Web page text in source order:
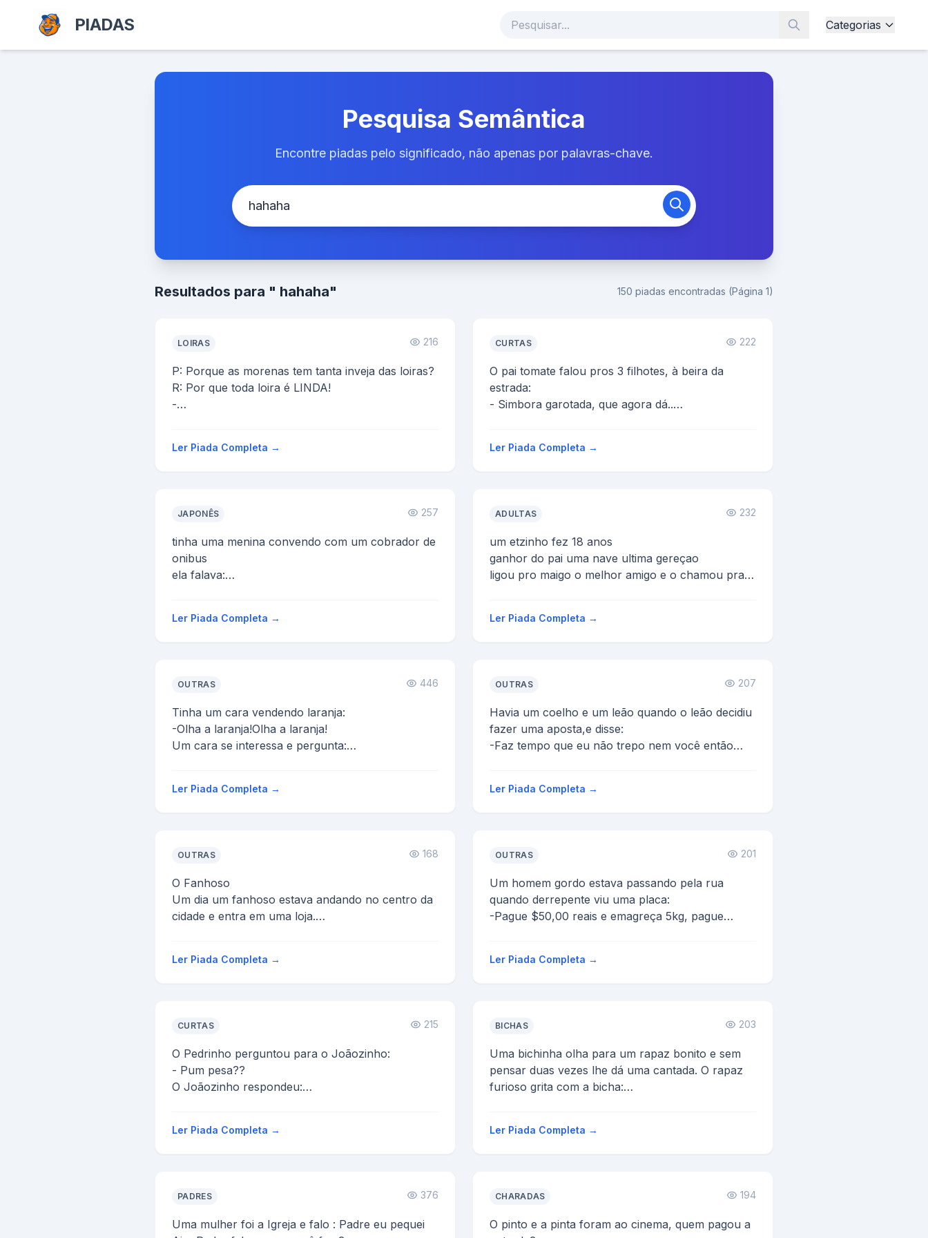
PIADAS Categorias
Pesquisa Semântica
Encontre piadas pelo significado, não apenas por palavras-chave.
Resultados para " hahaha" 150 piadas encontradas (Página 1)
LOIRAS 216
P: Porque as morenas tem tanta inveja das loiras?
R: Por que toda loira é LINDA!
-
Ler Piada Completa →
CURTAS 222
O pai tomate falou pros 3 filhotes, à beira da
estrada:
- Simbora garotada, que agora dá..
Ler Piada Completa →
JAPONÊS 257
tinha uma menina convendo com um cobrador de
onibus
ela falava:
...
Ler Piada Completa →
ADULTAS 232
um etzinho fez 18 anos
ganhor do pai uma nave ultima gereçao
ligou pro maigo o melhor amigo e o chamou pra
Ler Piada Completa →
OUTRAS 446
Tinha um cara vendendo laranja:
-Olha a laranja!Olha a laranja!
Um cara se interessa e pergunta:
-Não é, senão eu tava ...
Ler Piada Completa →
OUTRAS 207
Havia um coelho e um leão quando o leão decidiu
fazer uma aposta,e disse:
-Faz tempo que eu não trepo nem você então
Ler Piada Completa →
OUTRAS 168
O Fanhoso
Um dia um fanhoso estava andando no centro da
cidade e entra em uma loja.
O vendedor não ente...
Ler Piada Completa →
OUTRAS 201
Um homem gordo estava passando pela rua
quando derrepente viu uma placa:
-Pague $50,00 reais e emagreça 5kg, pague
Ler Piada Completa →
CURTAS 215
O Pedrinho perguntou para o Joãozinho:
- Pum pesa??
O Joãozinho respondeu:
Ler Piada Completa →
BICHAS 203
Uma bichinha olha para um rapaz bonito e sem
pensar duas vezes lhe dá uma cantada. O rapaz
furioso grita com a bicha:
Ler Piada Completa →
PADRES 376
Uma mulher foi a Igreja e falo : Padre eu pequei
CHARADAS 194
O pinto e a pinta foram ao cinema, quem pagou a